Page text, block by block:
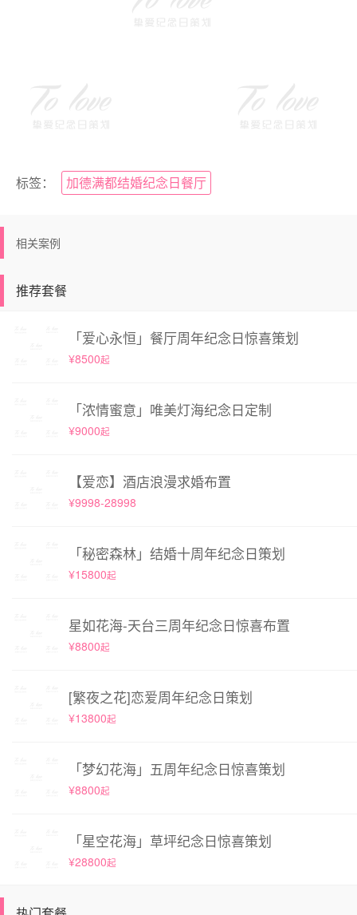
标签： 加德满都结婚纪念日餐厅
相关案例
推荐套餐
「爱心永恒」餐厅周年纪念日惊喜策划
¥8500起
「浓情蜜意」唯美灯海纪念日定制
¥9000起
【爱恋】酒店浪漫求婚布置
¥9998-28998
「秘密森林」结婚十周年纪念日策划
¥15800起
星如花海-天台三周年纪念日惊喜布置
¥8800起
[繁夜之花]恋爱周年纪念日策划
¥13800起
「梦幻花海」五周年纪念日惊喜策划
¥8800起
「星空花海」草坪纪念日惊喜策划
¥28800起